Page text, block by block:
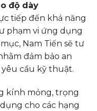
độ dày
tiếp đến khả năng
phạm vi ứng dụng
Nam Tiến sẽ tư
đảm bảo an
cầu kỹ thuật.
kính mỏng, trọng
cho các hạng